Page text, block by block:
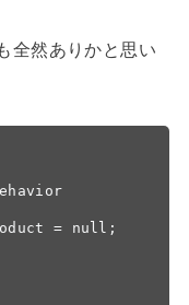
全然ありかと思い